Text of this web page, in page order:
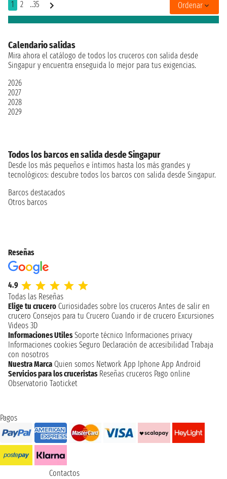
1 2 ..35 Ordenar
Calendario salidas
Mira ahora el catálogo de todos los cruceros con salida desde
Singapur y encuentra enseguida lo mejor para tus exigencias.
2026
2027
2028
2029
Todos los barcos en salida desde Singapur
Desde los más pequeños e íntimos hasta los más grandes y
tecnológicos: descubre todos los barcos con salida desde Singapur.
Barcos destacados
Otros barcos
Reseñas
4.9
Todas las Reseñas
Elige tu crucero Curiosidades sobre los cruceros Antes de salir en
crucero Consejos para tu Crucero Cuando ir de crucero Excursiones
Videos 3D
Informaciones Utiles Soporte técnico Informaciones privacy
Informaciones cookies Seguro Declaración de accesibilidad Trabaja
con nosotros
Nuestra Marca Quien somos Network App Iphone App Android
Servicios para los cruceristas Reseñas cruceros Pago online
Observatorio Taoticket
Pagos
Contactos